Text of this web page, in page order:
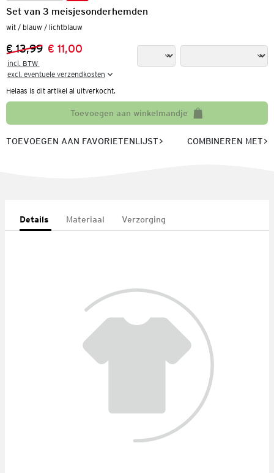
Set van 3 meisjesonderhemden
wit / blauw / lichtblauw
Vorige prijs:
€ 13,99
Nieuwe prijs:
€ 11,00
incl. BTW
excl. eventuele verzendkosten
Helaas is dit artikel al uitverkocht.
Toevoegen aan winkelmandje
TOEVOEGEN AAN FAVORIETENLIJST COMBINEREN MET
Details Materiaal Verzorging